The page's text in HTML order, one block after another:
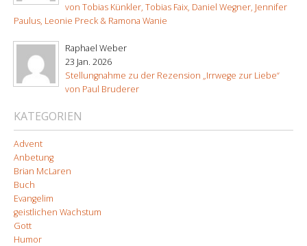
von Tobias Künkler, Tobias Faix, Daniel Wegner, Jennifer
Paulus, Leonie Preck & Ramona Wanie
Raphael Weber
23 Jan. 2026
Stellungnahme zu der Rezension „Irrwege zur Liebe“
von Paul Bruderer
KATEGORIEN
Advent
Anbetung
Brian McLaren
Buch
Evangelim
geistlichen Wachstum
Gott
Humor